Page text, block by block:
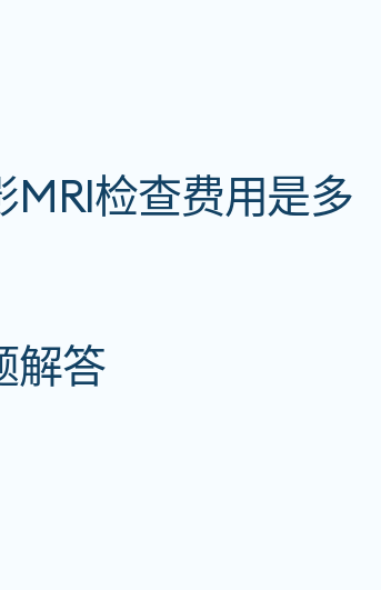
MRI检查费用是多
解答